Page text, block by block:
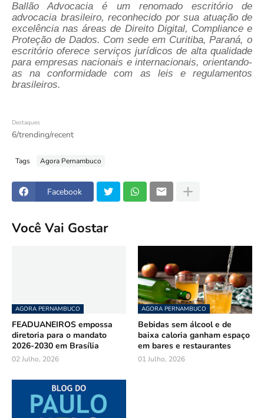
Ballão Advocacia é um renomado escritório de
advocacia brasileiro, reconhecido por sua atuação de
excelência nas áreas de Direito Digital, Compliance e
Proteção de Dados. Com sede em Curitiba, Paraná, o
escritório oferece serviços jurídicos de alta qualidade
para empresas nacionais e internacionais, orientando-
as na conformidade com as leis e regulamentos
brasileiros.
Destaques
6/trending/recent
Tags Agora Pernambuco
Facebook
Você Vai Gostar
AGORA PERNAMBUCO
FEADUANEIROS empossa
diretoria para o mandato
2026-2030 em Brasília
02 Julho, 2026
AGORA PERNAMBUCO
Bebidas sem álcool e de
baixa caloria ganham espaço
em bares e restaurantes
01 Julho, 2026